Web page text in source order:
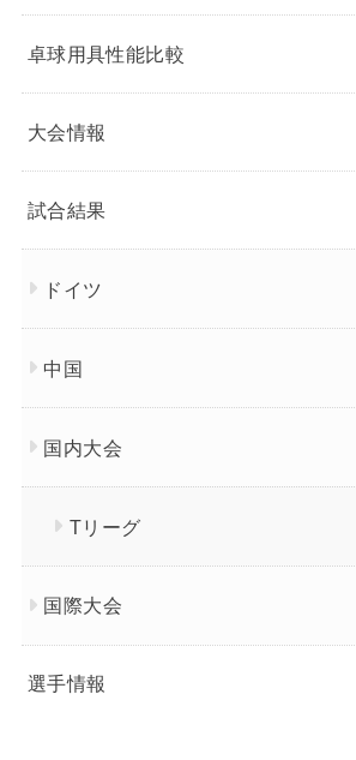
卓球用具性能比較
大会情報
試合結果
ドイツ
中国
国内大会
Tリーグ
国際大会
選手情報